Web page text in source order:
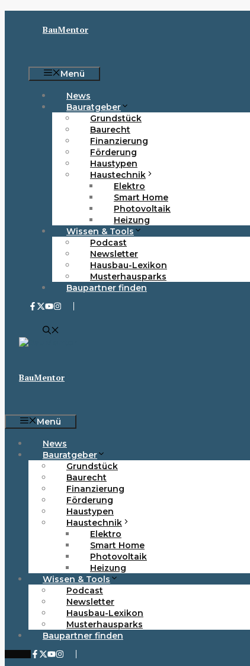
BauMentor
Menü
News
Bauratgeber
Grundstück
Baurecht
Finanzierung
Förderung
Haustypen
Haustechnik
Elektro
Smart Home
Photovoltaik
Heizung
Wissen & Tools
Podcast
Newsletter
Hausbau-Lexikon
Musterhausparks
Baupartner finden
BauMentor
Menü
News
Bauratgeber
Grundstück
Baurecht
Finanzierung
Förderung
Haustypen
Haustechnik
Elektro
Smart Home
Photovoltaik
Heizung
Wissen & Tools
Podcast
Newsletter
Hausbau-Lexikon
Musterhausparks
Baupartner finden